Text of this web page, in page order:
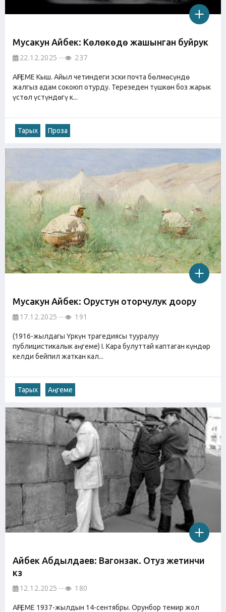
Мусакун Айбек: Көлөкөдө жашынган буйрук
22.12.2025 237
АҢГЕМЕ Кыш. Айыл четиндеги эски почта бөлмөсүндө
жалгыз адам сокоюп отурду. Терезеден түшкөн боз жарык
үстөл үстүндөгү к...
Тарых Проза
Мусакун Айбек: Орустун оторчулук доору
17.12.2025 191
(1916-жылдагы Үркүн трагедиясы тууралуу
публицистикалык аңгеме) I. Кара булуттай каптаган күндөр
келди бейпил жаткан кал...
Тарых Аңгеме
Айбек Абдылдаев: Вагонзак. Отуз жетинчи
күз
12.12.2025 180
АҢГЕМЕ 1937-жылдын 14-сентябры. Орунбор темир жол